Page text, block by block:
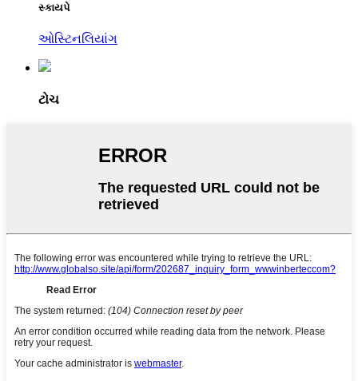
સ્કાયપે
ઓસ્ટિનલિયાંગ
ટોચ